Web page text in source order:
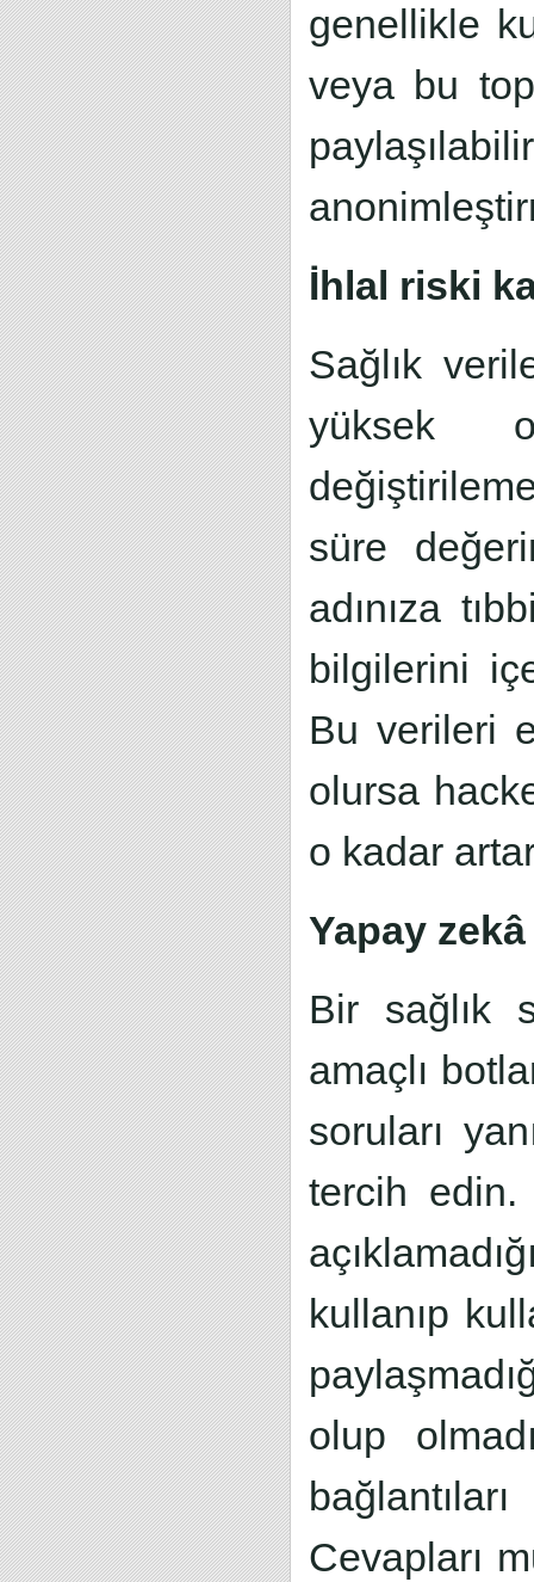
genellikle
veya bu
İhlal riski
Sağlık
yüksek
süre
adınıza
bilgilerini
Bu verileri
olursa
o kadar
Yapay
Bir sağlık
amaçlı
soruları
tercih edin.
kullanıp
olup
Cevapları